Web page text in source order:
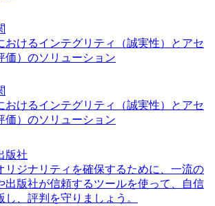
おけるインテグリティ（誠実性）とアセ
価）のソリューション
おけるインテグリティ（誠実性）とアセ
価）のソリューション
版社
リジナリティを確保するために、一流の
出版社が信頼するツールを使って、自信
し、評判を守りましょう。